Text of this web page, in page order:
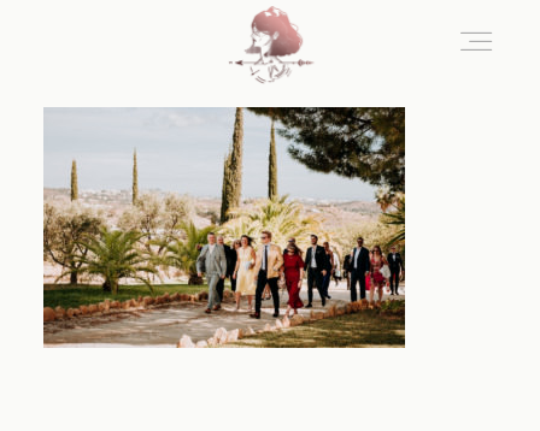
Home
Blog
Sobre Nosotros